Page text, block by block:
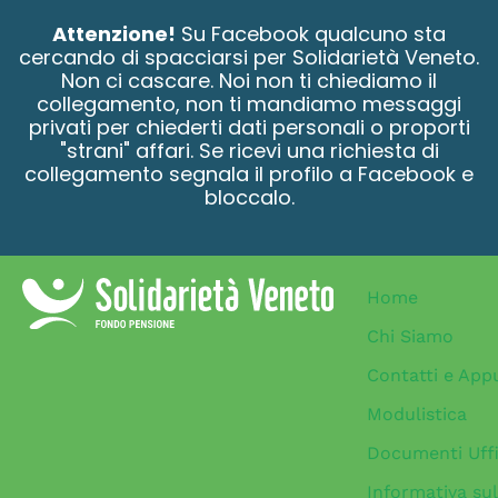
Attenzione! Su Facebook qualcuno sta
cercando di spacciarsi per Solidarietà Veneto.
Non ci cascare. Noi non ti chiediamo il
collegamento, non ti mandiamo messaggi
privati per chiederti dati personali o proporti
"strani" affari. Se ricevi una richiesta di
collegamento segnala il profilo a Facebook e
bloccalo.
Home
Chi Siamo
Contatti e
Modulistica
Documenti
Informativa